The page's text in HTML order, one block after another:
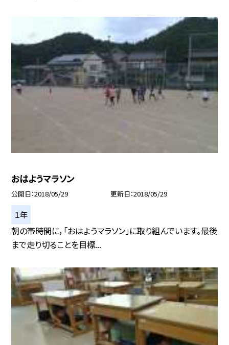
おはようマラソン
公開日 2018/05/29 更新日 2018/05/29
１年
朝の帯時間に，「おはようマラソン」に取り組んでいます。最後
まで走り切ることを目標...